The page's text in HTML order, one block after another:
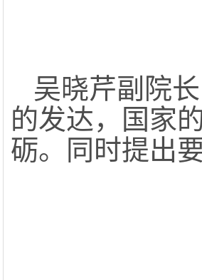
吴晓芹副院
的发达，国家
砺。同时提出